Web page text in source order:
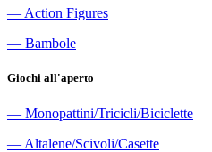
― Action Figures
― Bambole
Giochi all'aperto
― Monopattini/Tricicli/Biciclette
― Altalene/Scivoli/Casette